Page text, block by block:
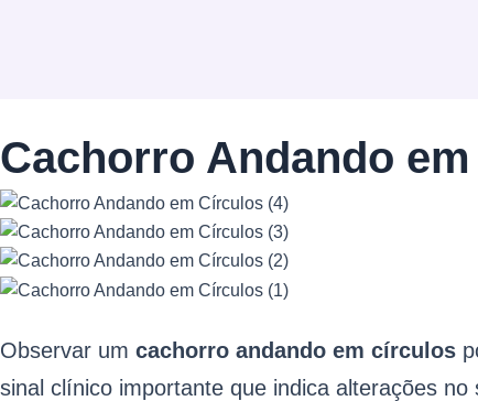
Cachorro Andando
Observar um cachorro andando em círculos
sinal clínico importante que indica alterações